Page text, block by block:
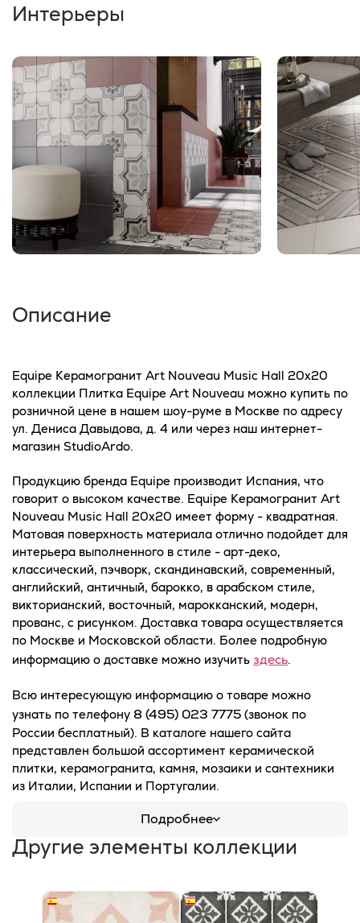
Интерьеры
Описание
Equipe Керамогранит Art Nouveau Music Hall 20х20
коллекции Плитка Equipe Art Nouveau можно купить по
розничной цене в нашем шоу-руме в Москве по адресу
ул. Дениса Давыдова, д. 4 или через наш интернет-
магазин StudioArdo.
Продукцию бренда Equipe производит Испания, что
говорит о высоком качестве. Equipe Керамогранит Art
Nouveau Music Hall 20х20 имеет форму - квадратная.
Матовая поверхность материала отлично подойдет для
интерьера выполненного в стиле - арт-деко,
классический, пэчворк, скандинавский, современный,
английский, античный, барокко, в арабском стиле,
викторианский, восточный, марокканский, модерн,
прованс, с рисунком. Доставка товара осуществляется
по Москве и Московской области. Более подробную
информацию о доставке можно изучить здесь.
Всю интересующую информацию о товаре можно
узнать по телефону 8 (495) 023 7775 (звонок по
России бесплатный). В каталоге нашего сайта
представлен большой ассортимент керамической
плитки, керамогранита, камня, мозаики и сантехники
из Италии, Испании и Португалии.
Подробнее
Другие элементы коллекции